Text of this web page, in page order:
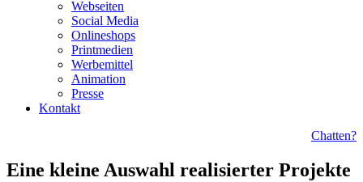
Webseiten
Social Media
Onlineshops
Printmedien
Werbemittel
Animation
Presse
Kontakt
Chatten?
Eine kleine Auswahl realisierter Projekte